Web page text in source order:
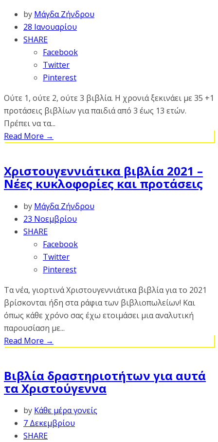
by Μάγδα Ζήνδρου
28 Ιανουαρίου
SHARE
Facebook
Twitter
Pinterest
Ούτε 1, ούτε 2, ούτε 3 βιβλία. Η χρονιά ξεκινάει με 35 +1
προτάσεις βιβλίων για παιδιά από 3 έως 13 ετών.
Πρέπει να τα...
Read More →
Χριστουγεννιάτικα βιβλία 2021 –
Νέες κυκλοφορίες και προτάσεις
by Μάγδα Ζήνδρου
23 Νοεμβρίου
SHARE
Facebook
Twitter
Pinterest
Τα νέα, γιορτινά Χριστουγεννιάτικα βιβλία για το 2021
βρίσκονται ήδη στα ράφια των βιβλιοπωλείων! Και
όπως κάθε χρόνο σας έχω ετοιμάσει μια αναλυτική
παρουσίαση με...
Read More →
Βιβλία δραστηριοτήτων για αυτά
τα Χριστούγεννα
by Κάθε μέρα γονείς
7 Δεκεμβρίου
SHARE